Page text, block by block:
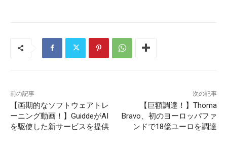
前の記事
【画期的なソフトウェアトレ
ーニング動画！】GuiddeがAI
を駆使した新サービスを提供
次の記事
【巨額調達！】Thoma
Bravo、初のヨーロッパファ
ンドで18億ユーロを調達